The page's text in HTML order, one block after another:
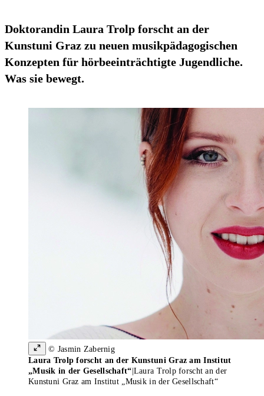
Doktorandin Laura Trolp forscht an der
Kunstuni Graz zu neuen musikpädagogischen
Konzepten für hörbeeinträchtigte Jugendliche.
Was sie bewegt.
© Jasmin Zabernig
Laura Trolp forscht an der Kunstuni Graz am Institut
„Musik in der Gesellschaft“ Laura Trolp forscht an der
Kunstuni Graz am Institut „Musik in der Gesellschaft“